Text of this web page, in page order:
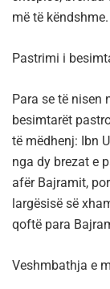
më të këndshme.
Pastrimi i
Para se të nisen
besimtarët
të mëdhenj: Ibn
nga dy brezat e
afër Bajramit,
largësisë së
qoftë para
Veshmbathja e